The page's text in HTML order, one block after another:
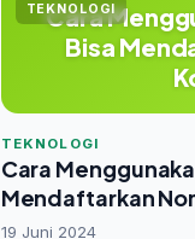
TEKNOLOGI
Cara
Bisa
TEKNOLOGI
Cara
Mendaftarkan
19 Juni 2024